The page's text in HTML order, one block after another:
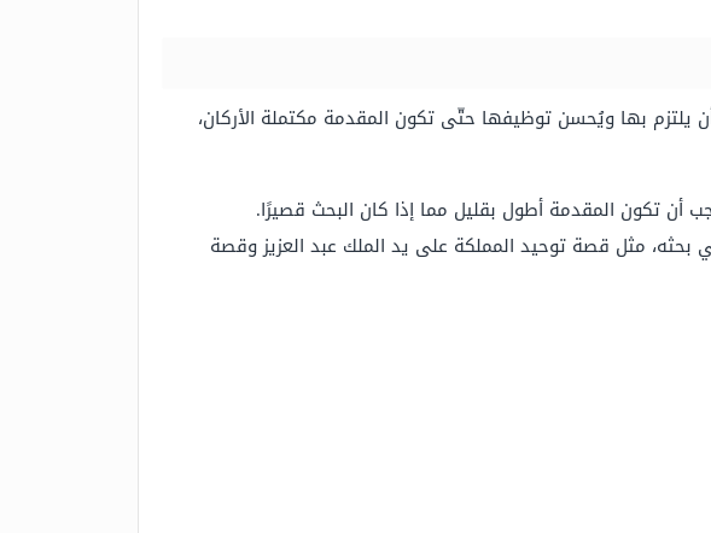
بها ويُحسن توظيفها حتّى تكون المقدمة مكتملة الأركان،
تكون المقدمة أطول بقليل مما إذا كان البحث قصيرًا.
مثل قصة توحيد المملكة على يد الملك عبد العزيز وقصة